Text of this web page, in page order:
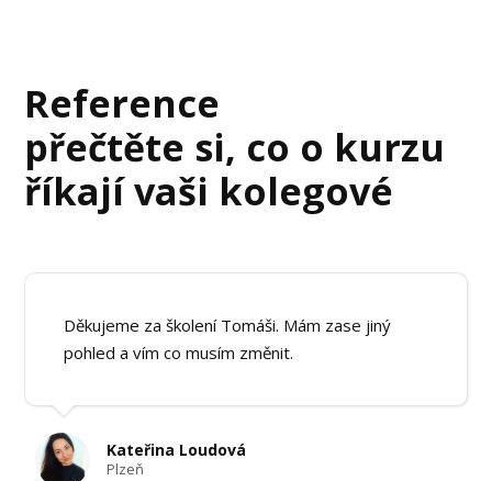
Reference
přečtěte si, co o kurzu
říkají vaši kolegové
Děkujeme za školení Tomáši. Mám zase jiný
pohled a vím co musím změnit.
Kateřina Loudová
Plzeň